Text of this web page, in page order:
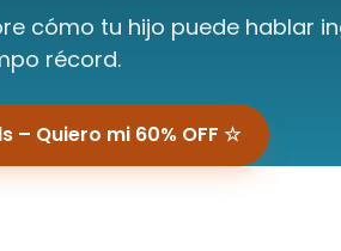
cómo tu hijo puede hablar
récord.
– Quiero mi 60% OFF ☆